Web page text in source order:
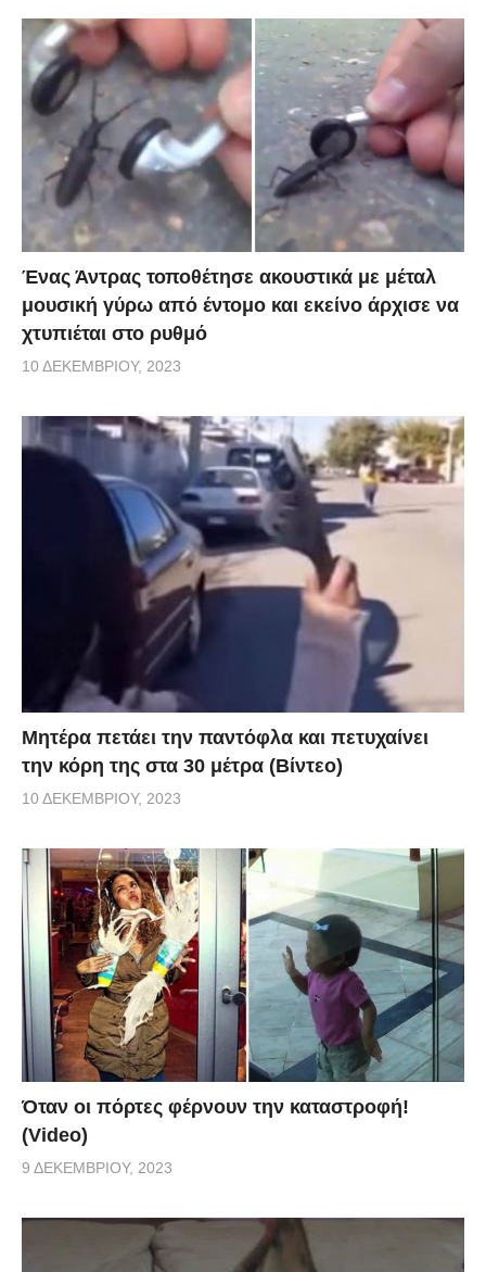
Ένας Άντρας τοποθέτησε ακουστικά με μέταλ
μουσική γύρω από έντομο και εκείνο άρχισε να
χτυπιέται στο ρυθμό
10 ΔΕΚΕΜΒΡΊΟΥ, 2023
Μητέρα πετάει την παντόφλα και πετυχαίνει
την κόρη της στα 30 μέτρα (Βίντεο)
10 ΔΕΚΕΜΒΡΊΟΥ, 2023
Όταν οι πόρτες φέρνουν την καταστροφή!
(Video)
9 ΔΕΚΕΜΒΡΊΟΥ, 2023